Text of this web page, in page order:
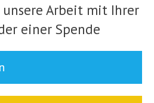
Arbeit mit Ihrer
einer Spende